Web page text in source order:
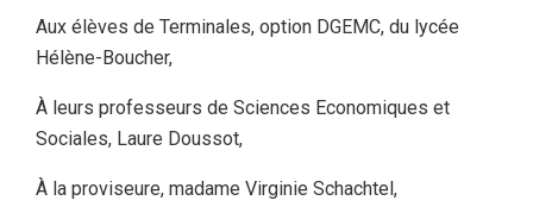
Aux élèves de Terminales, option DGEMC, du lycée
Hélène-Boucher,
À leurs professeurs de Sciences Economiques et
Sociales, Laure Doussot,
À la proviseure, madame Virginie Schachtel,